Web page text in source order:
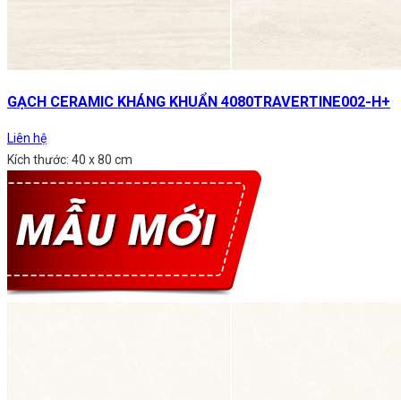
GẠCH CERAMIC KHÁNG KHUẨN 4080TRAVERTINE002-H+
Liên hệ
Kích thước: 40 x 80 cm